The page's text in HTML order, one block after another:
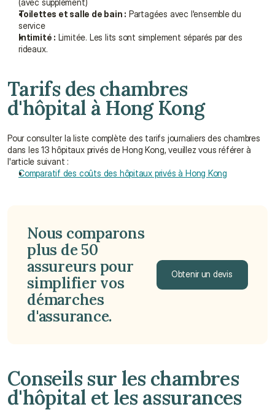
(avec supplément)
Toilettes et salle de bain : Partagées avec l'ensemble du
service
Intimité : Limitée. Les lits sont simplement séparés par des
rideaux.
Tarifs des chambres
d'hôpital à Hong Kong
Pour consulter la liste complète des tarifs journaliers des chambres
dans les 13 hôpitaux privés de Hong Kong, veuillez vous référer à
l'article suivant :
Comparatif des coûts des hôpitaux privés à Hong Kong
Nous comparons
plus de 50
assureurs pour
simplifier vos
démarches
d'assurance.
Obtenir un devis
Conseils sur les chambres
d'hôpital et les assurances